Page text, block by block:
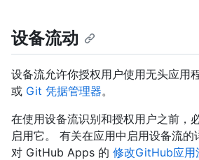
设备流动
设备流允许你授权用户使用无头应用
或 Git 凭据管理器。
在使用设备流识别和授权用户之前，
启用它。 有关在应用中启用设备流
对 GitHub Apps 的 修改GitHub应用